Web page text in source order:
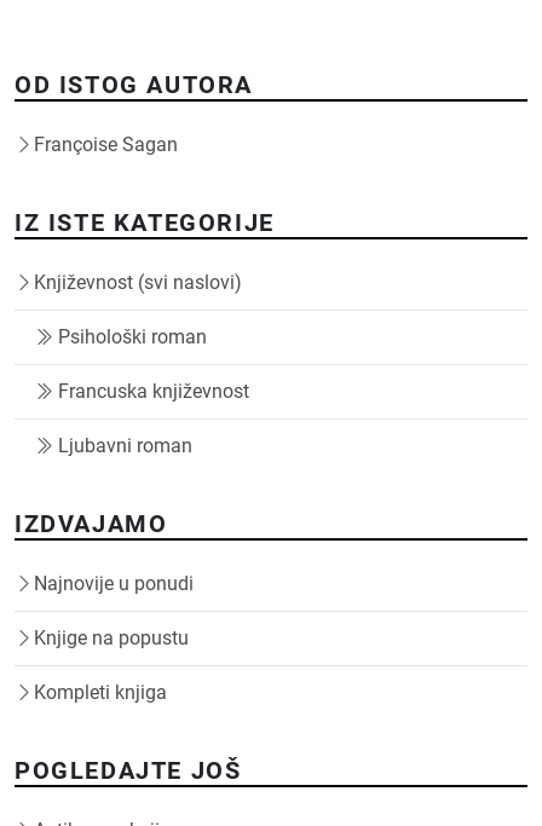
OD ISTOG AUTORA
Françoise Sagan
IZ ISTE KATEGORIJE
Književnost (svi naslovi)
Psihološki roman
Francuska književnost
Ljubavni roman
IZDVAJAMO
Najnovije u ponudi
Knjige na popustu
Kompleti knjiga
POGLEDAJTE JOŠ